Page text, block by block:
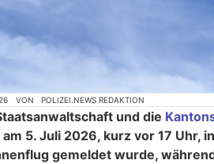
VON POLIZEI.NEWS REDAKTION
und die
am 5. Juli 2026, kurz vor 17 Uhr,
gemeldet wurde,